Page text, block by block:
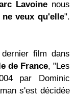
Lavoinenous
ne veux qu'elle".
film dans
de France, "Les
par Dominic
s'est décidée